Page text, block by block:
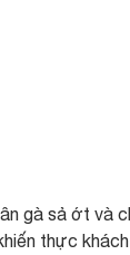
gà sả ớt và
thực